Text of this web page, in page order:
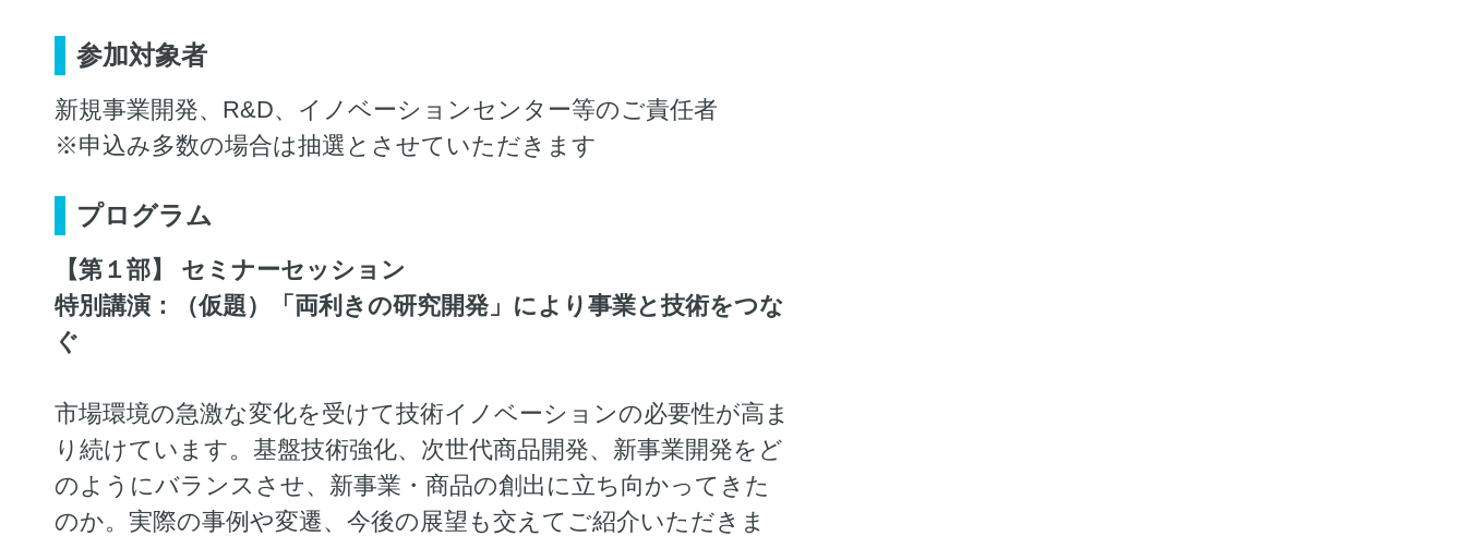
参加対象者
新規事業開発、R&D、イノベーションセンター等のご責任者
※申込み多数の場合は抽選とさせていただきます
プログラム
【第１部】 セミナーセッション
特別講演：（仮題）「両利きの研究開発」により事業と技術をつな
ぐ
市場環境の急激な変化を受けて技術イノベーションの必要性が高ま
り続けています。基盤技術強化、次世代商品開発、新事業開発をど
のようにバランスさせ、新事業・商品の創出に立ち向かってきた
のか。実際の事例や変遷、今後の展望も交えてご紹介いただきま